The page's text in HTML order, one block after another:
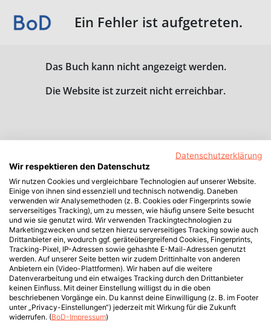
Ein Fehler ist aufgetreten.
Das Buch kann nicht angezeigt werden.
Die Website ist zurzeit nicht erreichbar.
Datenschutzerklärung
Wir respektieren den Datenschutz
Wir nutzen Cookies und vergleichbare Technologien auf unserer Website.
Einige von ihnen sind essenziell und technisch notwendig. Daneben
verwenden wir Analysemethoden (z. B. Cookies oder Fingerprints sowie
serverseitiges Tracking), um zu messen, wie häufig unsere Seite besucht
und wie sie genutzt wird. Wir verwenden Trackingtechnologien zu
Marketingzwecken und setzen hierzu serverseitiges Tracking sowie auch
Drittanbieter ein, wodurch ggf. geräteübergreifend Cookies, Fingerprints,
Tracking-Pixel, IP-Adressen sowie gehashte E-Mail-Adressen genutzt
werden. Auf unserer Seite betten wir zudem Drittinhalte von anderen
Anbietern ein (Video-Plattformen). Wir haben auf die weitere
Datenverarbeitung und ein etwaiges Tracking durch den Drittanbieter
keinen Einfluss. Mit deiner Einstellung willigst du in die oben
beschriebenen Vorgänge ein. Du kannst deine Einwilligung (z. B. im Footer
unter „Privacy-Einstellungen“) jederzeit mit Wirkung für die Zukunft
widerrufen. (BoD-Impressum)